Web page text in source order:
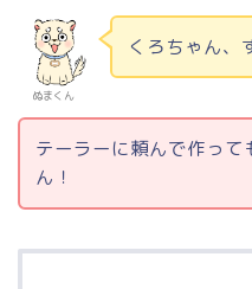
ぬまくん
くろちゃん、
テーラーに頼んで作って
ん！